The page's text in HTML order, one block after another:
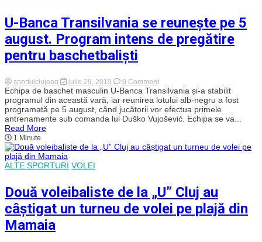
la
calificare
rămân
egale.
cădem
cu
ei”
U-Banca Transilvania se reunește pe 5
august. Program intens de pregătire
pentru baschetbaliști
sportulclujean iulie 29, 2019 0 Commenton
U-
Banca
Transilvania
se
reunește
august.
pentru
baschetbaliști
Echipa de baschet masculin U-Banca Transilvania și-a stabilit
programul din această vară, iar reunirea lotului alb-negru a fost
programată pe 5 august, când jucătorii vor efectua primele
antrenamente sub comanda lui Duško Vujošević. Echipa se va...
Read More
1 Minute
ALTE SPORTURI VOLEI
Două voleibaliste de la „U” Cluj au
câștigat un turneu de volei pe plajă din
Mamaia